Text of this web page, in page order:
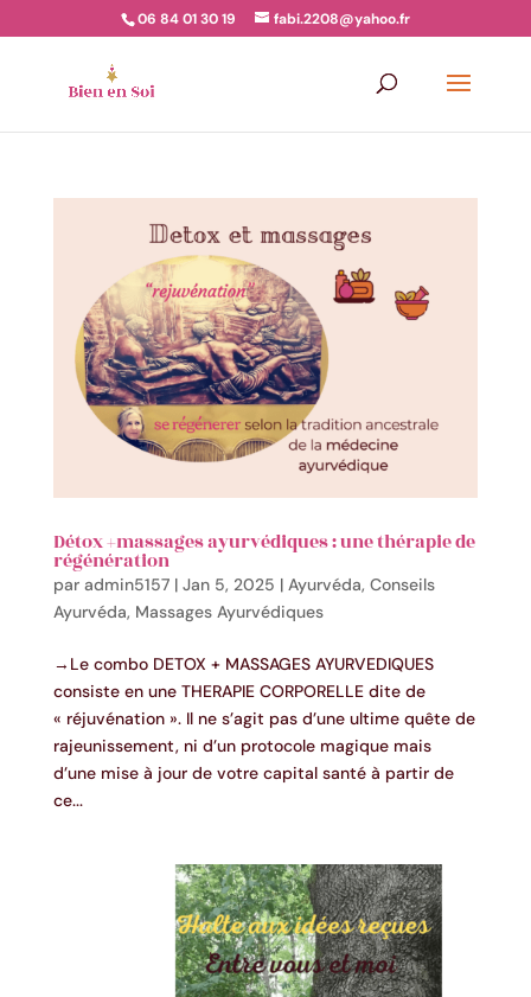
06 84 01 30 19 fabi.2208@yahoo.fr
Détox +massages ayurvédiques : une thérapie de
régénération
par admin5157| Jan 5, 2025 | Ayurvéda, Conseils
Ayurvéda, Massages Ayurvédiques
→Le combo DETOX + MASSAGES AYURVEDIQUES
consiste en une THERAPIE CORPORELLE dite de
« réjuvénation ». Il ne s’agit pas d’une ultime quête de
rajeunissement, ni d’un protocole magique mais
d’une mise à jour de votre capital santé à partir de
ce...